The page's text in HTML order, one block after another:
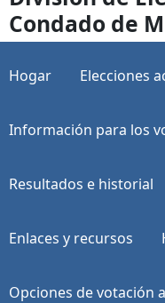
Condado de
Hogar Elecciones
Información para los
Resultados e historial
Enlaces y recursos
Opciones de votación